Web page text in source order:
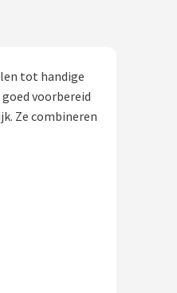
tot handige
voorbereid
Ze combineren